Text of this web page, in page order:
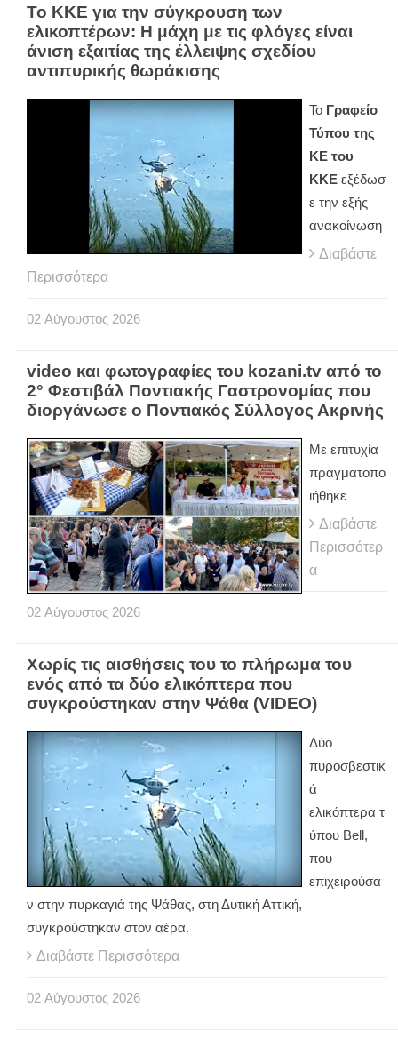
Το ΚΚΕ για την σύγκρουση των
ελικοπτέρων: Η μάχη με τις φλόγες είναι
άνιση εξαιτίας της έλλειψης σχεδίου
αντιπυρικής θωράκισης
Το Γραφείο
Τύπου της
ΚΕ του
ΚΚΕ εξέδωσ
ε την εξής
ανακοίνωση
Διαβάστε
Περισσότερα
02 Αύγουστος 2026
video και φωτογραφίες του kozani.tv από το
2° Φεστιβάλ Ποντιακής Γαστρονομίας που
διοργάνωσε ο Ποντιακός Σύλλογος Ακρινής
Με επιτυχία
πραγματοπο
ιήθηκε
Διαβάστε
Περισσότερ
α
02 Αύγουστος 2026
Χωρίς τις αισθήσεις του το πλήρωμα του
ενός από τα δύο ελικόπτερα που
συγκρούστηκαν στην Ψάθα (VIDEO)
Δύο
πυροσβεστικ
ά
ελικόπτερα τ
ύπου Bell,
που
επιχειρούσα
ν στην πυρκαγιά της Ψάθας, στη Δυτική Αττική,
συγκρούστηκαν στον αέρα.
Διαβάστε Περισσότερα
02 Αύγουστος 2026